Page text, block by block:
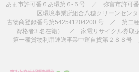
あま市許可番６あ環第６-５号 ／ 弥富市許可番
区環境事業所組合八穂クリーンセンタ
古物商登録番号第542541204200 号 ／ 第二種
資格者3 名在籍） ／ 家電リサイクル券取
第一種貨物利用運送事業中運自貨第２８８